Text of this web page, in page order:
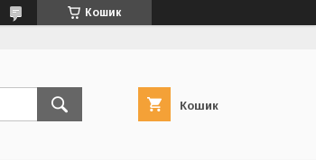
Кошик
Кошик